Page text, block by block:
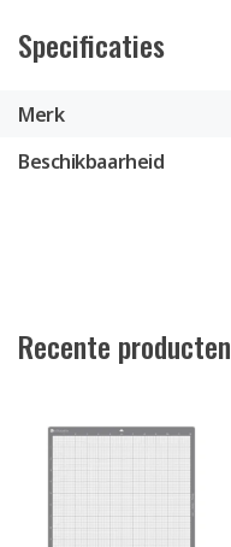
Specificaties
Merk
Beschikbaarheid
Recente producten